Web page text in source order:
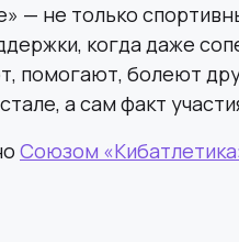
— не только
когда даже
помогают, болеют
а сам факт
Союзом